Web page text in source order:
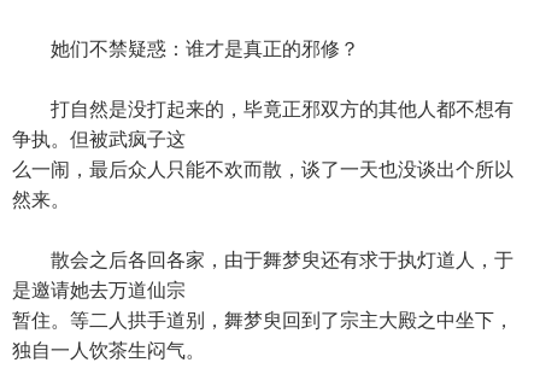
她们不禁疑惑：谁才是真正的邪修？
打自然是没打起来的，毕竟正邪双方的其他人都不想有
争执。但被武疯子这
么一闹，最后众人只能不欢而散，谈了一天也没谈出个所以
然来。
散会之后各回各家，由于舞梦臾还有求于执灯道人，于
是邀请她去万道仙宗
暂住。等二人拱手道别，舞梦臾回到了宗主大殿之中坐下，
独自一人饮茶生闷气。